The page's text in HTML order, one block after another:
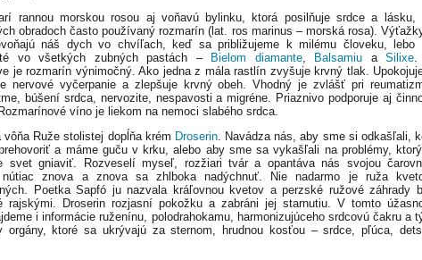
rannou morskou rosou aj voňavú bylinku, ktorá posilňuje srdce a lásku,
obradoch často používaný rozmarín (lat. ros marinus – morská rosa).
náš dych vo chvíľach, keď sa približujeme k milému človeku, lebo
vo všetkých zubných pastách –
Bielom diamante, Balsamiu aSilixe.
je rozmarín výnimočný. Ako jedna z mála rastlín zvyšuje krvný tlak.
nervové vyčerpanie a zlepšuje krvný obeh. Vhodný je zvlášť pri
búšení srdca, nervozite, nespavosti a migréne. Priaznivo podporuje aj
víno je liekom na nemoci slabého srdca.
vôňa Ruže stolistej dopĺňa krém Droserin. Navádza nás, aby sme si odkašľali,
a máme guču v krku, alebo aby sme sa vykašľali na problémy,
svet gniaviť. Rozveselí myseľ, rozžiari tvár a opantáva nás svojou
nútiac znova a znova sa zhlboka nadýchnuť. Nie nadarmo je ruža
Poetka Sapfó ju nazvala kráľovnou kvetov a perzské ružové záhrady
rajskými. Droserin rozjasní pokožku a zabráni jej starnutiu. V tomto
i informácie ruženínu, polodrahokamu, harmonizujúceho srdcovú čakru a
orgány, ktoré sa ukrývajú za sternom, hrudnou kosťou – srdce, pľúca,